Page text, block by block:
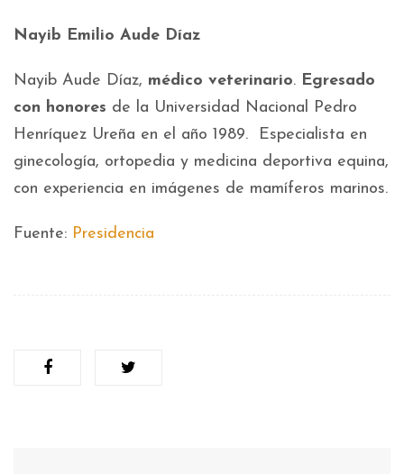
Nayib Emilio Aude Díaz
Nayib Aude Díaz, médico veterinario. Egresado
con honores de la Universidad Nacional Pedro
Henríquez Ureña en el año 1989. Especialista en
ginecología, ortopedia y medicina deportiva equina,
con experiencia en imágenes de mamíferos marinos.
Fuente: Presidencia